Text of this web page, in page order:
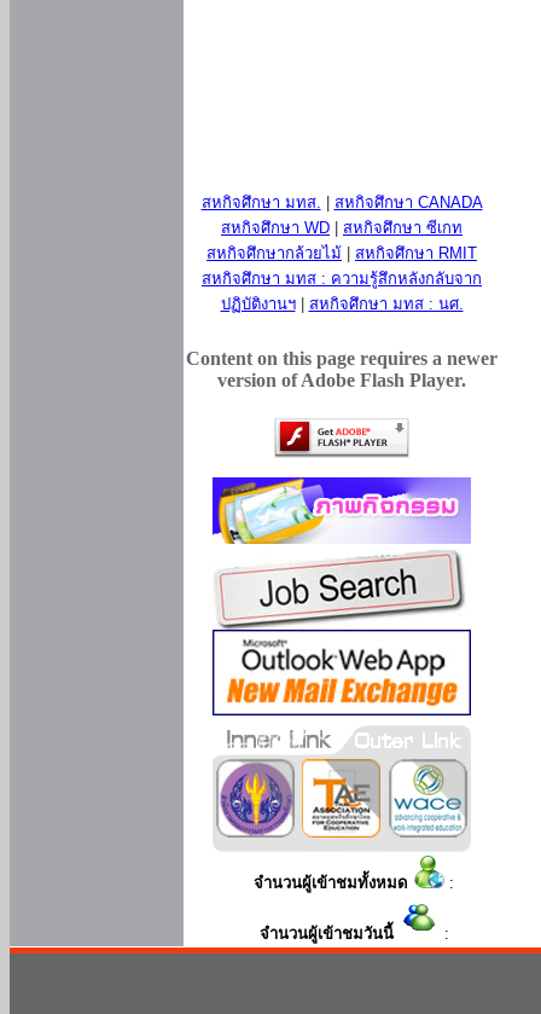
สหกิจศึกษา มทส.
สหกิจศึกษา CANADA
สหกิจศึกษา WD
สหกิจศึกษา ซีเกท
สหกิจศึกษากล้วยไม้
สหกิจศึกษา RMIT
สหกิจศึกษา มทส : ความรู้สึกหลังกลับจาก
ปฏิบัติงานฯ| สหกิจศึกษา มทส : นศ.
Content on this page requires a newer
version of Adobe Flash Player.
จำนวนผู้เข้าชมทั้งหมด :
จำนวนผู้เข้าชมวันนี้ :